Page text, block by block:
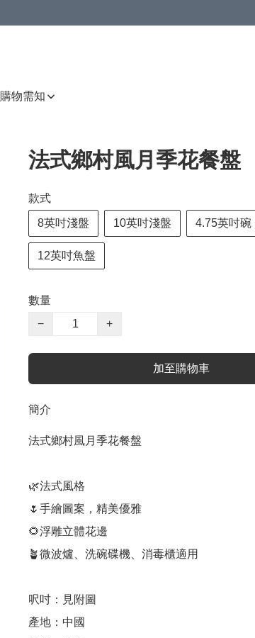
購物需知
法式鄉村風月季花餐盤
款式
8英吋淺盤 10英吋淺盤 4.75英吋碗
12英吋魚盤
數量
−
+
加至購物車
簡介
法式鄉村風月季花餐盤
🌿法式風格
🌷手繪圖案，精美優雅
🌻浮雕立體花邊
🪴微波爐、洗碗碟機、消毒櫃適用
呎吋：見附圖
產地：中國